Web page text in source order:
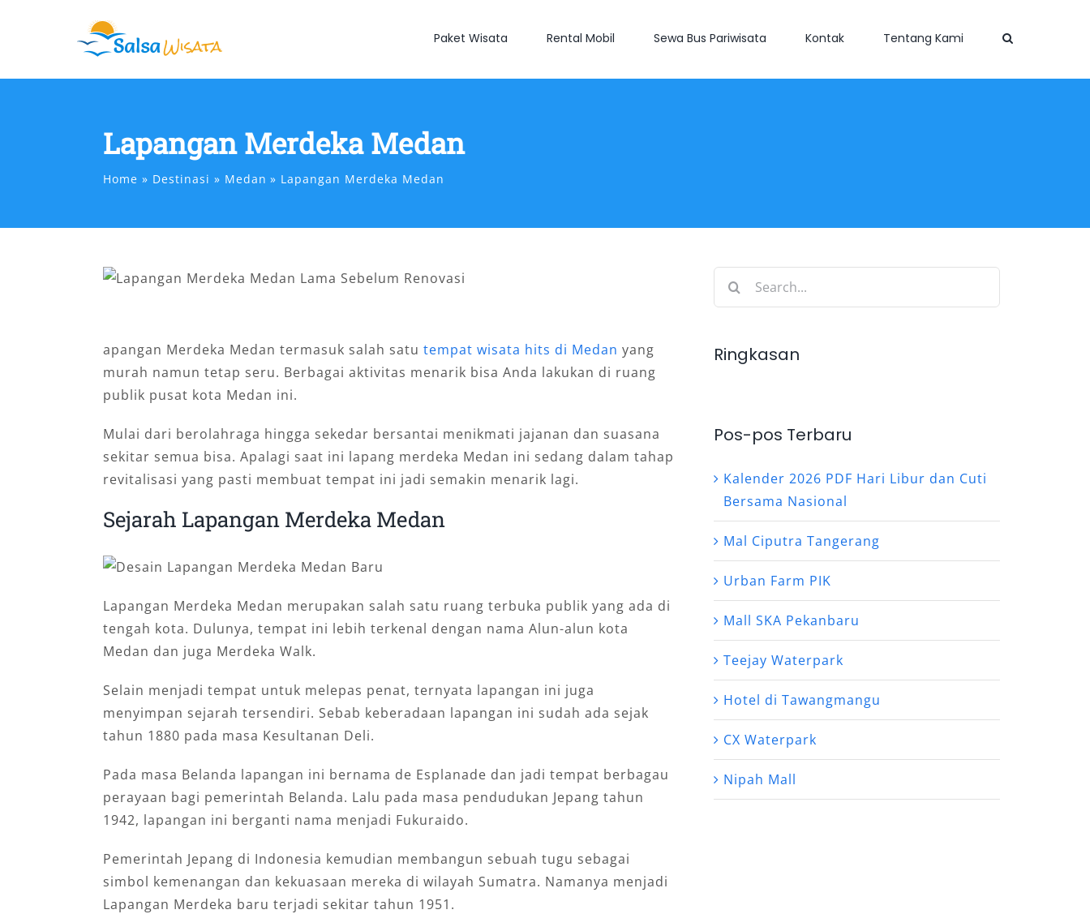
Paket Wisata Rental Mobil Sewa Bus Pariwisata Kontak Tentang Kami
Lapangan Merdeka Medan
Home Destinasi Medan Lapangan Merdeka Medan
apangan Merdeka Medan termasuk salah satu tempat wisata hits di Medan yang
murah namun tetap seru. Berbagai aktivitas menarik bisa Anda lakukan di ruang
publik pusat kota Medan ini.
Mulai dari berolahraga hingga sekedar bersantai menikmati jajanan dan suasana
sekitar semua bisa. Apalagi saat ini lapang merdeka Medan ini sedang dalam tahap
revitalisasi yang pasti membuat tempat ini jadi semakin menarik lagi.
Sejarah Lapangan Merdeka Medan
Lapangan Merdeka Medan merupakan salah satu ruang terbuka publik yang ada di
tengah kota. Dulunya, tempat ini lebih terkenal dengan nama Alun-alun kota
Medan dan juga Merdeka Walk.
Selain menjadi tempat untuk melepas penat, ternyata lapangan ini juga
menyimpan sejarah tersendiri. Sebab keberadaan lapangan ini sudah ada sejak
tahun 1880 pada masa Kesultanan Deli.
Pada masa Belanda lapangan ini bernama de Esplanade dan jadi tempat berbagau
perayaan bagi pemerintah Belanda. Lalu pada masa pendudukan Jepang tahun
1942, lapangan ini berganti nama menjadi Fukuraido.
Pemerintah Jepang di Indonesia kemudian membangun sebuah tugu sebagai
simbol kemenangan dan kekuasaan mereka di wilayah Sumatra. Namanya menjadi
Lapangan Merdeka baru terjadi sekitar tahun 1951.
Search
Ringkasan
Pos-pos Terbaru
Kalender 2026 PDF Hari Libur dan Cuti
Bersama Nasional
Mal Ciputra Tangerang
Urban Farm PIK
Mall SKA Pekanbaru
Teejay Waterpark
Hotel di Tawangmangu
CX Waterpark
Nipah Mall